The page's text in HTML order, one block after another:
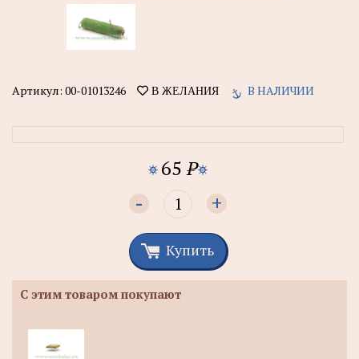
Артикул: 00-01013246 В ЖЕЛАНИЯ В НАЛИЧИИ
65 P
- +
Купить
С этим товаром покупают